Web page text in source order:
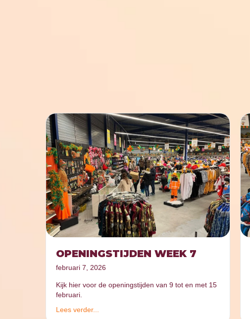
OPENINGSTIJDEN WEEK 7
februari 7, 2026
Kijk hier voor de openingstijden van 9 tot en met 15
februari.
Lees verder...